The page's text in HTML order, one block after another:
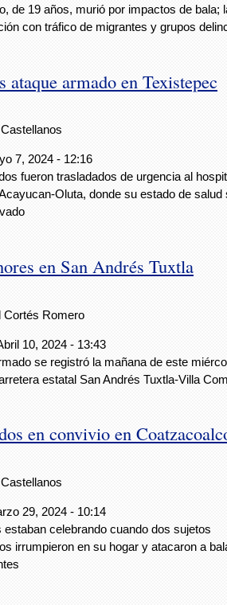
de 19 años, murió por impactos de bala;
con tráfico de migrantes y grupos
armado en Texistepec
7, 2024 - 12:16
fueron trasladados de urgencia al
Oluta, donde su estado de salud
en San Andrés Tuxtla
Cortés Romero
10, 2024 - 13:43
se registró la mañana de este
estatal San Andrés Tuxtla-Villa
en convivio en
29, 2024 - 10:14
estaban celebrando cuando dos sujetos
irrumpieron en su hogar y atacaron a